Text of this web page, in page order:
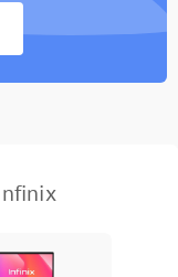
Подробнее →